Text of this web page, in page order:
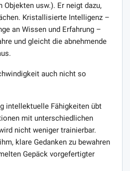
Objekten usw.). Er neigt dazu,
Kristallisierte Intelligenz –
an Wissen und Erfahrung –
und gleicht die abnehmende
auch nicht so
intellektuelle Fähigkeiten übt
mit unterschiedlichen
nicht weniger trainierbar.
klare Gedanken zu bewahren
Gepäck vorgefertigter